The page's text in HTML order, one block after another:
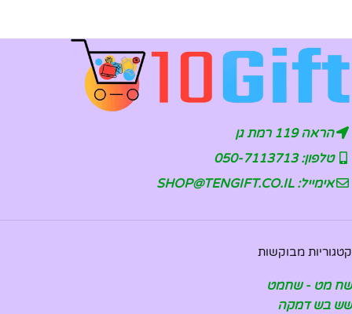
הראה 119 רמת גן
טלפון: 050-7113713
אימייל: SHOP@TENGIFT.CO.IL
קטגוריות מבוקשות
שח מט - שחמט
שש בש דמקה